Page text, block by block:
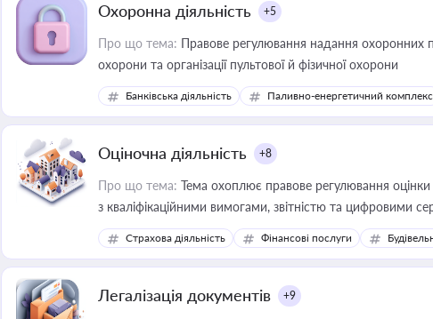
Охоронна діяльність +5
Про що тема: Правове регулювання надання охоронних
охорони та організації пультової й фізичної охорони
Банківська діяльність Паливно-енергетичний комплекс
Оціночна діяльність +8
Про що тема: Тема охоплює правове регулювання оцінки
з кваліфікаційними вимогами, звітністю та цифровими
медійних змін у цій сфері корисне для власника
приватизації, оренди державного майна, корпоративних
Страхова діяльність Фінансові послуги
Легалізація документів +9